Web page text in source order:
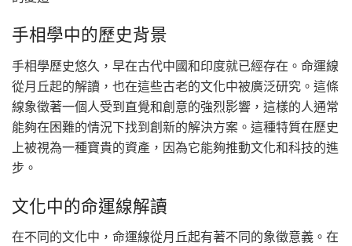
手相學中的歷史背景
手相學歷史悠久，早在古代中國和印度就已經存在。命運線
從月丘起的解讀，也在這些古老的文化中被廣泛研究。這條
線象徵著一個人受到直覺和創意的強烈影響，這樣的人通常
能夠在困難的情況下找到創新的解決方案。這種特質在歷史
上被視為一種寶貴的資產，因為它能夠推動文化和科技的進
步。
文化中的命運線解讀
在不同的文化中，命運線從月丘起有著不同的象徵意義。在